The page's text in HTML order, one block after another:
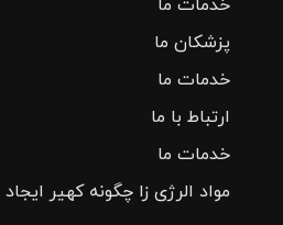
خدمات ما
پزشکان ما
خدمات ما
ارتباط با ما
خدمات ما
مواد الرژی زا چگونه کهیر